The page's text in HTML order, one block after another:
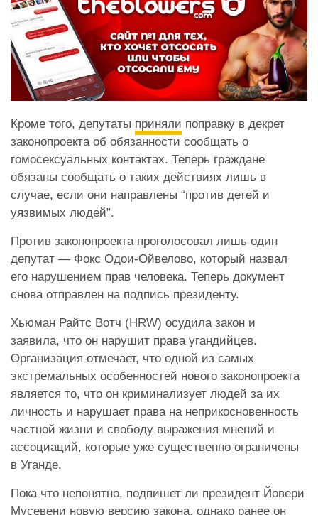
Кроме того, депутаты приняли поправку в декрет
законопроекта об обязанности сообщать о
гомосексуальных контактах. Теперь граждане
обязаны сообщать о таких действиях лишь в
случае, если они направлены “против детей и
уязвимых людей”.
Против законопроекта проголосовал лишь один
депутат — Фокс Одои-Ойвелово, который назвал
его нарушением прав человека. Теперь документ
снова отправлен на подпись президенту.
Хьюман Райтс Вотч (HRW) осудила закон и
заявила, что он нарушит права угандийцев.
Организация отмечает, что одной из самых
экстремальных особенностей нового законопроекта
является то, что он криминализует людей за их
личность и нарушает права на неприкосновенность
частной жизни и свободу выражения мнений и
ассоциаций, которые уже существенно ограничены
в Уганде.
Пока что непонятно, подпишет ли президент Йовери
Мусевени новую версию закона, однако ранее он